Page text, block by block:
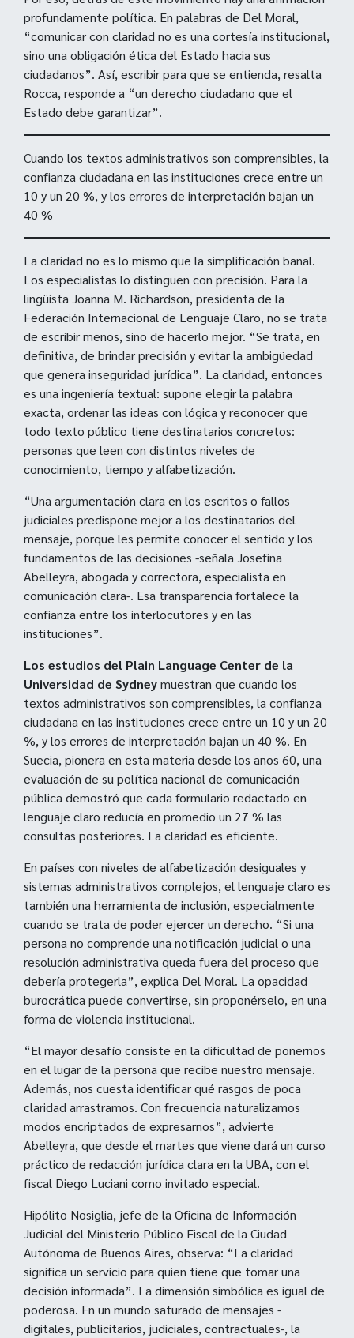
profundamente política. En palabras de Del Moral,
“comunicar con claridad no es una cortesía institucional,
sino una obligación ética del Estado hacia sus
ciudadanos”. Así, escribir para que se entienda, resalta
Rocca, responde a “un derecho ciudadano que el
Estado debe garantizar”.
Cuando los textos administrativos son comprensibles, la
confianza ciudadana en las instituciones crece entre un
10 y un 20 %, y los errores de interpretación bajan un
40 %
La claridad no es lo mismo que la simplificación banal.
Los especialistas lo distinguen con precisión. Para la
lingüista Joanna M. Richardson, presidenta de la
Federación Internacional de Lenguaje Claro, no se trata
de escribir menos, sino de hacerlo mejor. “Se trata, en
definitiva, de brindar precisión y evitar la ambigüedad
que genera inseguridad jurídica”. La claridad, entonces
es una ingeniería textual: supone elegir la palabra
exacta, ordenar las ideas con lógica y reconocer que
todo texto público tiene destinatarios concretos:
personas que leen con distintos niveles de
conocimiento, tiempo y alfabetización.
“Una argumentación clara en los escritos o fallos
judiciales predispone mejor a los destinatarios del
mensaje, porque les permite conocer el sentido y los
fundamentos de las decisiones -señala Josefina
Abelleyra, abogada y correctora, especialista en
comunicación clara-. Esa transparencia fortalece la
confianza entre los interlocutores y en las
instituciones”.
Los estudios del Plain Language Center de la
Universidad de Sydneymuestran que cuando los
textos administrativos son comprensibles, la confianza
ciudadana en las instituciones crece entre un 10 y un 20
%, y los errores de interpretación bajan un 40 %. En
Suecia, pionera en esta materia desde los años 60, una
evaluación de su política nacional de comunicación
pública demostró que cada formulario redactado en
lenguaje claro reducía en promedio un 27 % las
consultas posteriores. La claridad es eficiente.
En países con niveles de alfabetización desiguales y
sistemas administrativos complejos, el lenguaje claro es
también una herramienta de inclusión, especialmente
cuando se trata de poder ejercer un derecho. “Si una
persona no comprende una notificación judicial o una
resolución administrativa queda fuera del proceso que
debería protegerla”, explica Del Moral. La opacidad
burocrática puede convertirse, sin proponérselo, en una
forma de violencia institucional.
“El mayor desafío consiste en la dificultad de ponernos
en el lugar de la persona que recibe nuestro mensaje.
Además, nos cuesta identificar qué rasgos de poca
claridad arrastramos. Con frecuencia naturalizamos
modos encriptados de expresarnos”, advierte
Abelleyra, que desde el martes que viene dará un curso
práctico de redacción jurídica clara en la UBA, con el
fiscal Diego Luciani como invitado especial.
Hipólito Nosiglia, jefe de la Oficina de Información
Judicial del Ministerio Público Fiscal de la Ciudad
Autónoma de Buenos Aires, observa: “La claridad
significa un servicio para quien tiene que tomar una
decisión informada”. La dimensión simbólica es igual de
poderosa. En un mundo saturado de mensajes -
digitales, publicitarios, judiciales, contractuales-, la